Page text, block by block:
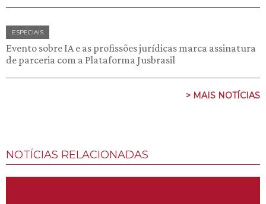
ESPECIAIS
Evento sobre IA e as profissões jurídicas marca assinatura
de parceria com a Plataforma Jusbrasil
> MAIS NOTÍCIAS
NOTÍCIAS RELACIONADAS